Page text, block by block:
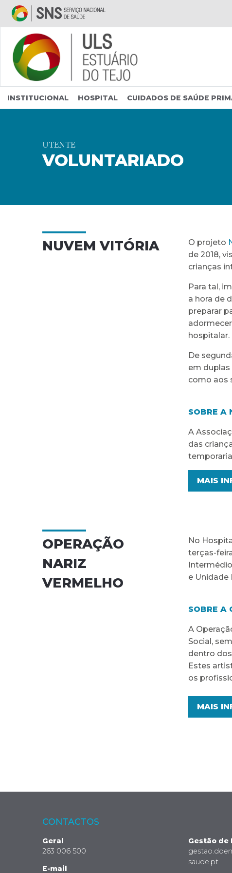
Saltar para conteúdo principal
INSTITUCIONAL HOSPITAL CUIDADOS DE SAÚDE
UTENTE
VOLUNTARIADO
NUVEM VITÓRIA O projeto
de 2018,
crianças
Para tal,
a hora de
preparar
hospitalar.
De
em
como aos
SOBRE A
A
das
MAIS
OPERAÇÃO
NARIZ
VERMELHO
No
terças-
e Unidade
SOBRE A
A
Social,
dentro
Estes
os
MAIS
CONTACTOS
Geral
263 006 500
E-mail
Gestão de
saude.pt